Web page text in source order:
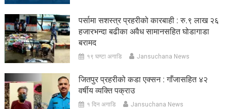
पर्सामा सशस्त्र प्रहरीको कारबाही : रु.९ लाख २६
हजारभन्दा बढीका अवैध सामानसहित घोडागाडा
बरामद
१९ घण्टा अगाडि Jansuchana News
जितपुर प्रहरीको कडा एक्सन : गाँजासहित ४२
वर्षीय व्यक्ति पक्राउ
१ दिन अगाडि Jansuchana News